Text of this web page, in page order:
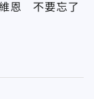
恩 不要忘了